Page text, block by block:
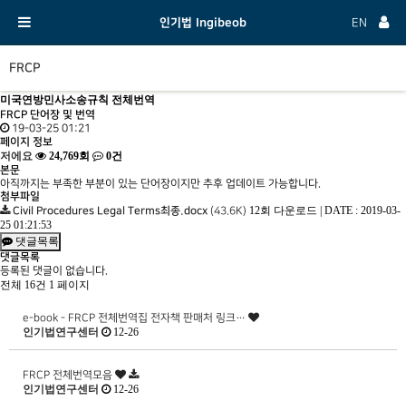
인기법 Ingibeob EN
FRCP
미국연방민사소송규칙 전체번역
FRCP 단어장 및 번역
19-03-25 01:21
페이지 정보
저에요 24,769회 0건
본문
아직까지는 부족한 부분이 있는 단어장이지만 추후 업데이트 가능합니다.
첨부파일
Civil Procedures Legal Terms최종.docx (43.6K) 12회 다운로드
DATE : 2019-03-
25 01:21:53
댓글목록
댓글목록
등록된 댓글이 없습니다.
전체 16건 1 페이지
e-book - FRCP 전체번역집 전자책 판매처 링크…
인기법연구센터 12-26
FRCP 전체번역모음
인기법연구센터 12-26